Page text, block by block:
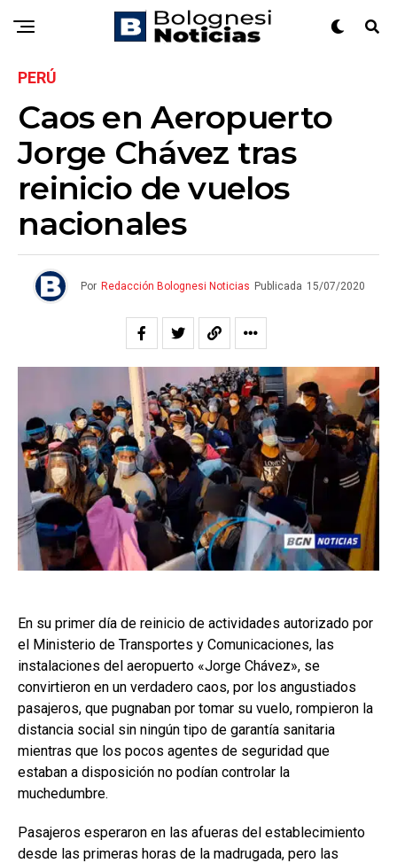
PERÚ
Caos en Aeropuerto
Jorge Chávez tras
reinicio de vuelos
nacionales
Por Redacción Bolognesi Noticias Publicada 15/07/2020
En su primer día de reinicio de actividades autorizado por
el Ministerio de Transportes y Comunicaciones, las
instalaciones del aeropuerto «Jorge Chávez», se
convirtieron en un verdadero caos, por los angustiados
pasajeros, que pugnaban por tomar su vuelo, rompieron la
distancia social sin ningún tipo de garantía sanitaria
mientras que los pocos agentes de seguridad que
estaban a disposición no podían controlar la
muchedumbre.
Pasajeros esperaron en las afueras del establecimiento
desde las primeras horas de la madrugada, pero las